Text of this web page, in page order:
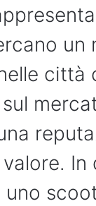
un
città